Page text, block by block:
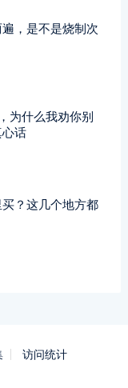
，是不是烧制次
为什么我劝你别
话
？这几个地方都
访问统计